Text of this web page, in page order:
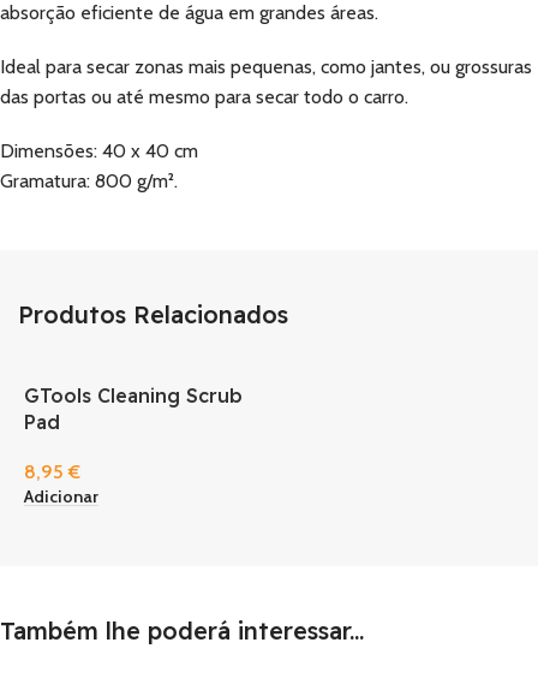
absorção eficiente de água em grandes áreas.
Ideal para secar zonas mais pequenas, como jantes, ou grossuras
das portas ou até mesmo para secar todo o carro.
Dimensões: 40 x 40 cm
Gramatura: 800 g/m².
Produtos Relacionados
GTools Cleaning Scrub
Pad
8,95€
Adicionar
Também lhe poderá interessar...